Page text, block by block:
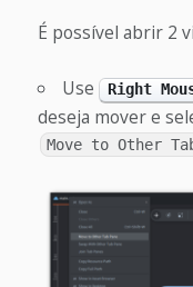
É possível abrir 2
Use Right
deseja mover e
Move to Other